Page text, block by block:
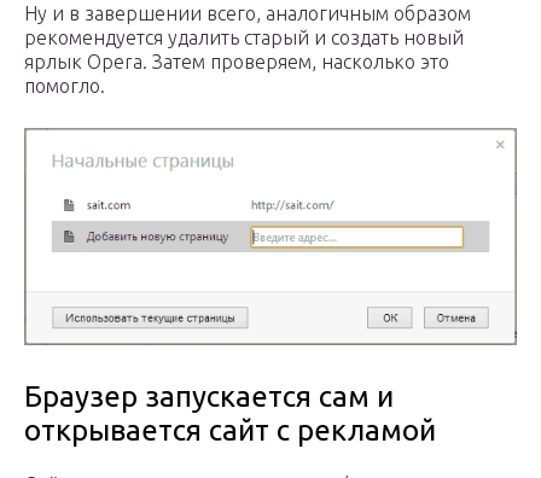
Ну и в завершении всего, аналогичным образом
рекомендуется удалить старый и создать новый
ярлык Opera. Затем проверяем, насколько это
помогло.
Браузер запускается сам и
открывается сайт с рекламой